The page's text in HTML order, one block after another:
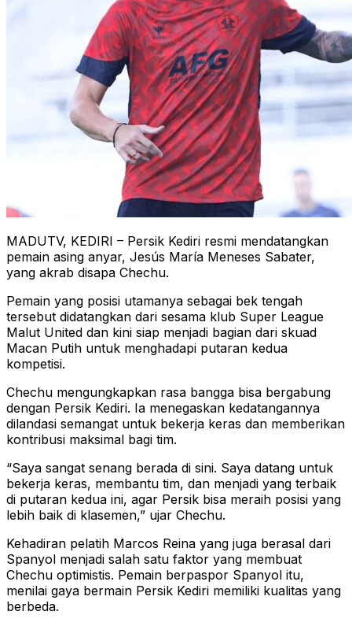
MADUTV, KEDIRI – Persik Kediri resmi mendatangkan
pemain asing anyar, Jesús María Meneses Sabater,
yang akrab disapa Chechu.
Pemain yang posisi utamanya sebagai bek tengah
tersebut didatangkan dari sesama klub Super League
Malut United dan kini siap menjadi bagian dari skuad
Macan Putih untuk menghadapi putaran kedua
kompetisi.
Chechu mengungkapkan rasa bangga bisa bergabung
dengan Persik Kediri. Ia menegaskan kedatangannya
dilandasi semangat untuk bekerja keras dan memberikan
kontribusi maksimal bagi tim.
“Saya sangat senang berada di sini. Saya datang untuk
bekerja keras, membantu tim, dan menjadi yang terbaik
di putaran kedua ini, agar Persik bisa meraih posisi yang
lebih baik di klasemen,” ujar Chechu.
Kehadiran pelatih Marcos Reina yang juga berasal dari
Spanyol menjadi salah satu faktor yang membuat
Chechu optimistis. Pemain berpaspor Spanyol itu,
menilai gaya bermain Persik Kediri memiliki kualitas yang
berbeda.